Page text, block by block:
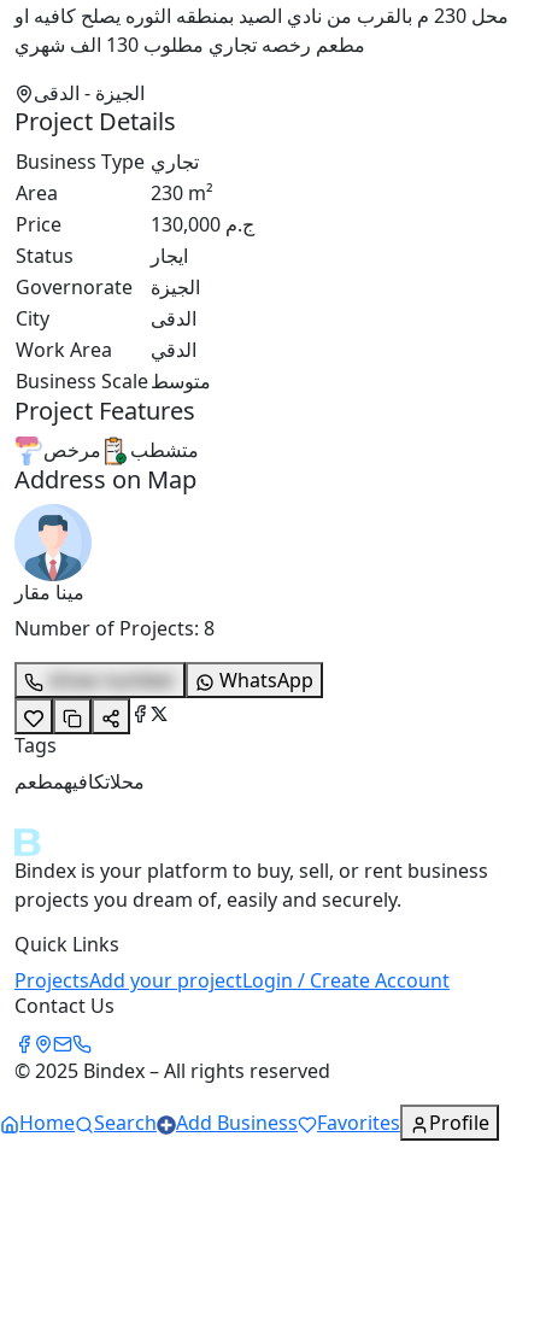
محل 230 م بالقرب من نادي الصيد بمنطقه الثوره يصلح كافيه او
مطعم رخصه تجاري مطلوب 130 الف شهري
الجيزة - الدقى
Project Details
Business Type تجاري
Area
230 m²
Price
130,000 ج.م
Status
ايجار
Governorate
الجيزة
City
الدقى
Work Area
الدقي
Business Scaleمتوسط
Project Features
متشطب مرخص
Address on Map
مينا مقار
Number of Projects: 8
show number
WhatsApp
Tags
محلاتكافيهمطعم
Bindex is your platform to buy, sell, or rent business
projects you dream of, easily and securely.
Quick Links
ProjectsAdd your projectLogin / Create Account
Contact Us
© 2025 Bindex – All rights reserved
Home
Search Add Business Favorites Profile